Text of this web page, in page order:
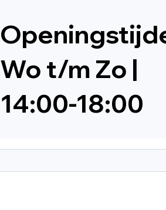
Wo t/m Zo |
14:00-18:00